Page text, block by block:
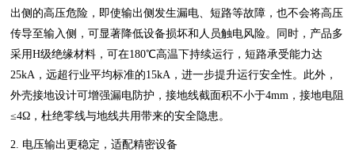
出侧的高压危险，即使输出侧发生漏电、短路等故障，也不会将高压
传导至输入侧，可显著降低设备损坏和人员触电风险。同时，产品多
采用H级绝缘材料，可在180℃高温下持续运行，短路承受能力达
25kA，远超行业平均标准的15kA，进一步提升运行安全性。此外，
外壳接地设计可增强漏电防护，接地线截面积不小于4mm，接地电阻
≤4Ω，杜绝零线与地线共用带来的安全隐患。
2. 电压输出更稳定，适配精密设备